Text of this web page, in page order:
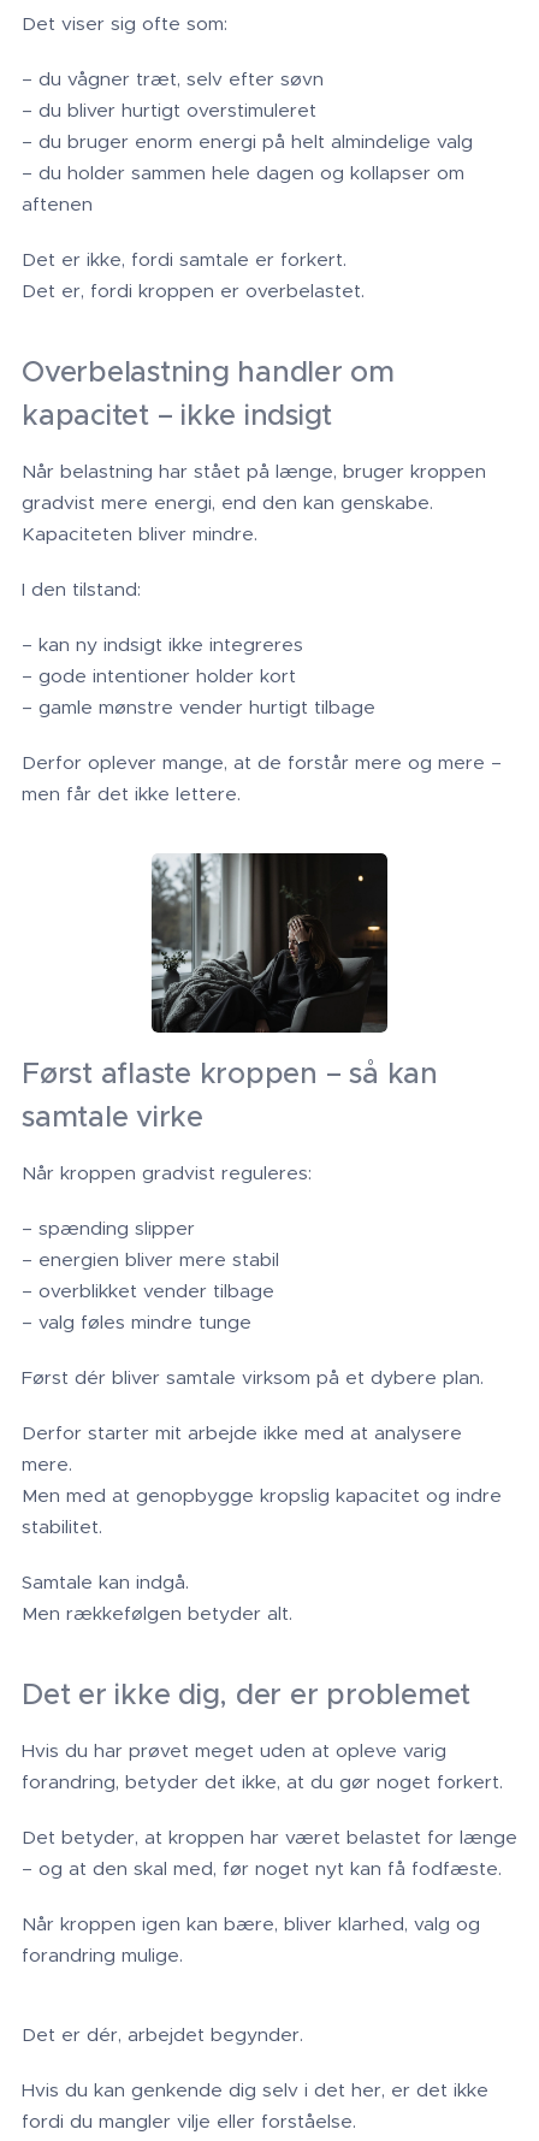
Det viser sig ofte som:
– du vågner træt, selv efter søvn
– du bliver hurtigt overstimuleret
– du bruger enorm energi på helt almindelige valg
– du holder sammen hele dagen og kollapser om
aftenen
Det er ikke, fordi samtale er forkert.
Det er, fordi kroppen er overbelastet.
Overbelastning handler om
kapacitet – ikke indsigt
Når belastning har stået på længe, bruger kroppen
gradvist mere energi, end den kan genskabe.
Kapaciteten bliver mindre.
I den tilstand:
– kan ny indsigt ikke integreres
– gode intentioner holder kort
– gamle mønstre vender hurtigt tilbage
Derfor oplever mange, at de forstår mere og mere –
men får det ikke lettere.
Først aflaste kroppen – så kan
samtale virke
Når kroppen gradvist reguleres:
– spænding slipper
– energien bliver mere stabil
– overblikket vender tilbage
– valg føles mindre tunge
Først dér bliver samtale virksom på et dybere plan.
Derfor starter mit arbejde ikke med at analysere
mere.
Men med at genopbygge kropslig kapacitet og indre
stabilitet.
Samtale kan indgå.
Men rækkefølgen betyder alt.
Det er ikke dig, der er problemet
Hvis du har prøvet meget uden at opleve varig
forandring, betyder det ikke, at du gør noget forkert.
Det betyder, at kroppen har været belastet for længe
– og at den skal med, før noget nyt kan få fodfæste.
Når kroppen igen kan bære, bliver klarhed, valg og
forandring mulige.
Det er dér, arbejdet begynder.
Hvis du kan genkende dig selv i det her, er det ikke
fordi du mangler vilje eller forståelse.